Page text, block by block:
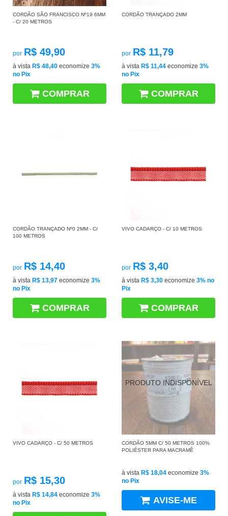
CORDÃO SÃO FRANCISCO Nº19 6MM
- C/ 20 METROS
por R$ 49,90
à vista R$ 48,40 economize 3%
no Pix
COMPRAR
CORDÃO TRANÇADO 2MM
por R$ 11,79
à vista R$ 11,44 economize 3%
no Pix
COMPRAR
CORDÃO TRANÇADO Nº0 2MM - C/
100 METROS
por R$ 14,40
à vista R$ 13,97 economize 3%
no Pix
COMPRAR
VIVO CADARÇO - C/ 10 METROS
por R$ 3,40
à vista R$ 3,30 economize 3% no
Pix
COMPRAR
VIVO CADARÇO - C/ 50 METROS
por R$ 15,30
à vista R$ 14,84 economize 3%
no Pix
CORDÃO 5MM C/ 50 METROS 100%
POLIÉSTER PARA MACRAMÊ
à vista R$ 18,04 economize 3%
no Pix
AVISE-ME